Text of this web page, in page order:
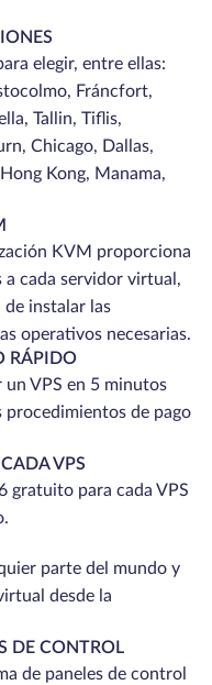
elegir, entre ellas:
Fráncfort,
Tallin, Tiflis,
Chicago, Dallas,
Kong, Manama,
KVM proporciona
a cada servidor virtual,
de instalar las
operativos necesarias.
RÁPIDO
un VPS en 5 minutos
procedimientos de pago
VPS
gratuito para cada VPS
parte del mundo y
desde la
DE CONTROL
de paneles de control